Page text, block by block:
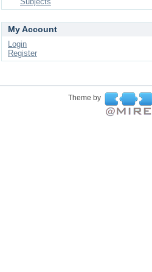
My Account
Login
Register
Theme by